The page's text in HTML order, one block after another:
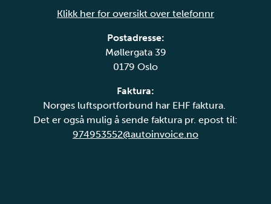
Klikk her for oversikt over telefonnr
Postadresse:
Møllergata 39
0179 Oslo
Faktura:
Norges luftsportforbund har EHF faktura.
Det er også mulig å sende faktura pr. epost til:
974953552@autoinvoice.no